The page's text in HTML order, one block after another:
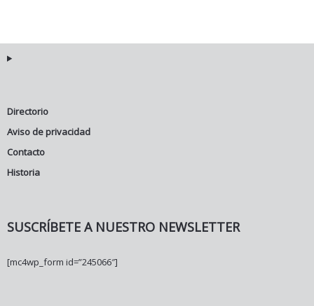
Directorio
Aviso de privacidad
Contacto
Historia
SUSCRÍBETE A NUESTRO NEWSLETTER
[mc4wp_form id=”245066″]